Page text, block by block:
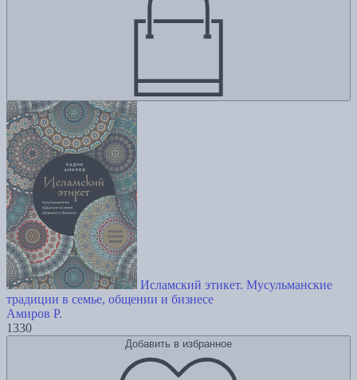
Исламский этикет. Мусульманские
традиции в семье, общении и бизнесе
Амиров Р.
1330
Добавить в избранное